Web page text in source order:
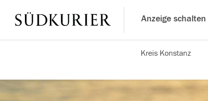
Anzeige schalten
Kreis Konstanz